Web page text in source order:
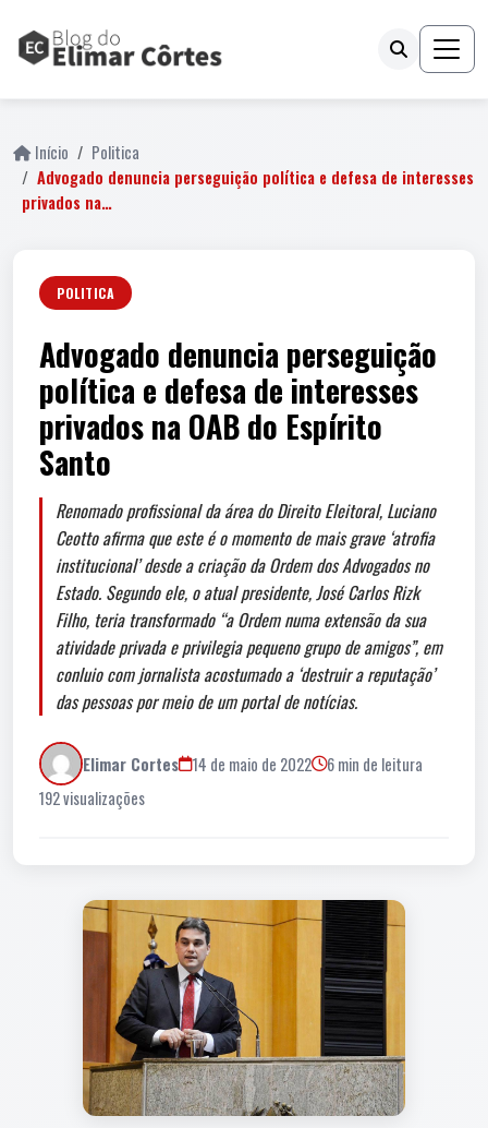
Início
Politica
Advogado denuncia perseguição política e defesa de interesses
privados na…
POLITICA
Advogado denuncia perseguição
política e defesa de interesses
privados na OAB do Espírito
Santo
Renomado profissional da área do Direito Eleitoral, Luciano
Ceotto afirma que este é o momento de mais grave ‘atrofia
institucional’ desde a criação da Ordem dos Advogados no
Estado. Segundo ele, o atual presidente, José Carlos Rizk
Filho, teria transformado “a Ordem numa extensão da sua
atividade privada e privilegia pequeno grupo de amigos”, em
conluio com jornalista acostumado a ‘destruir a reputação’
das pessoas por meio de um portal de notícias.
Elimar Cortes 14 de maio de 2022
6 min de leitura
192 visualizações